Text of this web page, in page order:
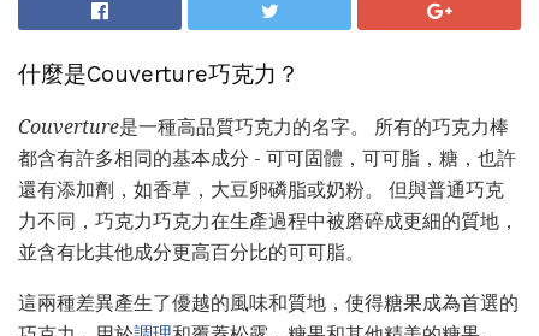
什麼是Couverture巧克力？
Couverture是一種高品質巧克力的名字。 所有的巧克力棒
都含有許多相同的基本成分 - 可可固體，可可脂，糖，也許
還有添加劑，如香草，大豆卵磷脂或奶粉。 但與普通巧克
力不同，巧克力巧克力在生產過程中被磨碎成更細的質地，
並含有比其他成分更高百分比的可可脂。
這兩種差異產生了優越的風味和質地，使得糖果成為首選的